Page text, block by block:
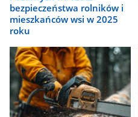
bezpieczeństwa rolników i
mieszkańców wsi w 2025
roku